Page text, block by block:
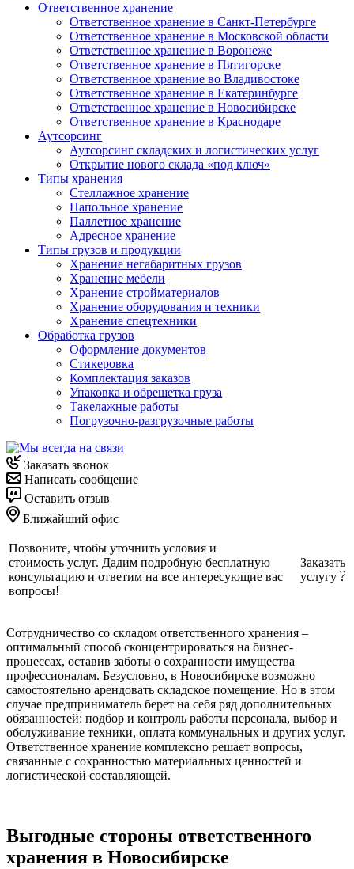
Ответственное хранение
Ответственное хранение в Санкт-Петербурге
Ответственное хранение в Московской области
Ответственное хранение в Воронеже
Ответственное хранение в Пятигорске
Ответственное хранение во Владивостоке
Ответственное хранение в Екатеринбурге
Ответственное хранение в Новосибирске
Ответственное хранение в Краснодаре
Аутсорсинг
Аутсорсинг складских и логистических услуг
Открытие нового склада «под ключ»
Типы хранения
Стеллажное хранение
Напольное хранение
Паллетное хранение
Адресное хранение
Типы грузов и продукции
Хранение негабаритных грузов
Хранение мебели
Хранение стройматериалов
Хранение оборудования и техники
Хранение спецтехники
Обработка грузов
Оформление документов
Стикеровка
Комплектация заказов
Упаковка и обрешетка груза
Такелажные работы
Погрузочно-разгрузочные работы
Заказать звонок
Написать сообщение
Оставить отзыв
Ближайший офис
Позвоните, чтобы уточнить условия и
стоимость услуг. Дадим подробную бесплатную
консультацию и ответим на все интересующие вас
вопросы!
Заказать
услугу
Сотрудничество со складом ответственного хранения –
оптимальный способ сконцентрироваться на бизнес-
процессах, оставив заботы о сохранности имущества
профессионалам. Безусловно, в Новосибирске возможно
самостоятельно арендовать складское помещение. Но в этом
случае предприниматель берет на себя ряд дополнительных
обязанностей: подбор и контроль работы персонала, выбор и
обслуживание техники, оплата коммунальных и других услуг.
Ответственное хранение комплексно решает вопросы,
связанные с сохранностью материальных ценностей и
логистической составляющей.
Выгодные стороны ответственного
хранения в Новосибирске